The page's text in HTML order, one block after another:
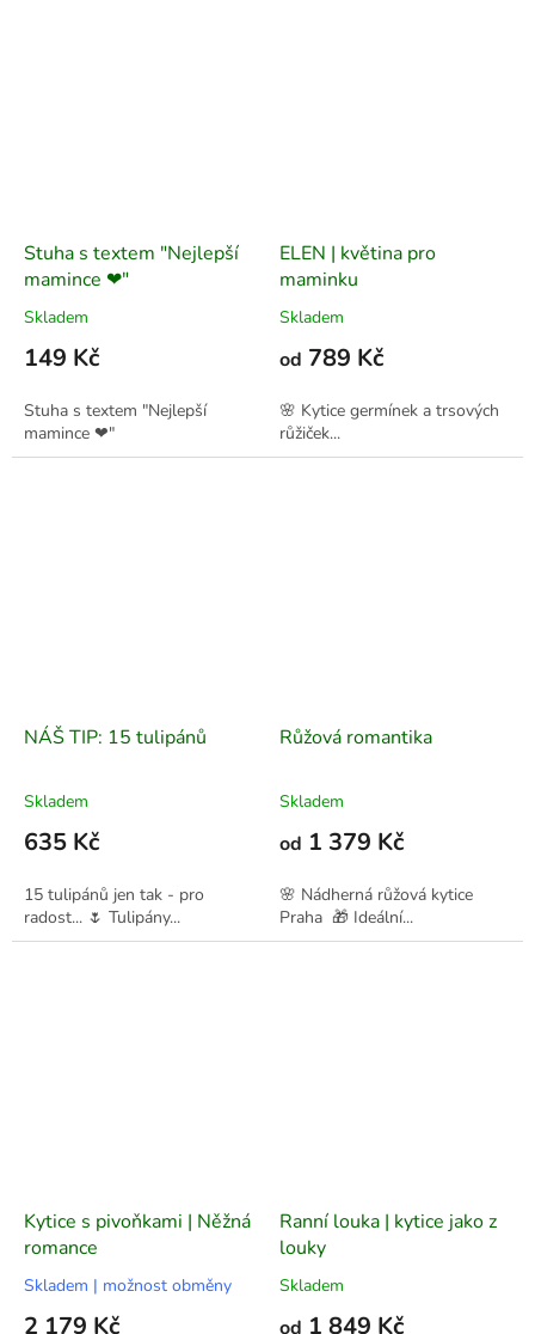
Stuha s textem "Nejlepší
mamince ❤"
Skladem
149 Kč
Stuha s textem "Nejlepší
mamince ❤"
ELEN | květina pro
maminku
Skladem
od 789 Kč
🌸 Kytice germínek a trsových
růžiček...
NÁŠ TIP: 15 tulipánů
Skladem
635 Kč
15 tulipánů jen tak - pro
radost... 🌷 Tulipány...
Růžová romantika
Skladem
od 1 379 Kč
🌸 Nádherná růžová kytice
Praha 🎁 Ideální...
Kytice s pivoňkami | Něžná
romance
Skladem | možnost obměny
2 179 Kč
Ranní louka | kytice jako z
louky
Skladem
od 1 849 Kč